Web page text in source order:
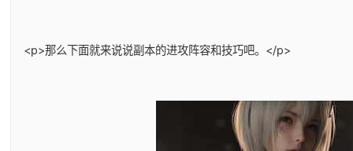
<p>那么下面就来说说副本的进攻阵容和技巧吧。</p>